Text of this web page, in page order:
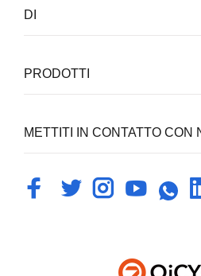
DI
PRODOTTI
METTITI IN CONTATTO CON